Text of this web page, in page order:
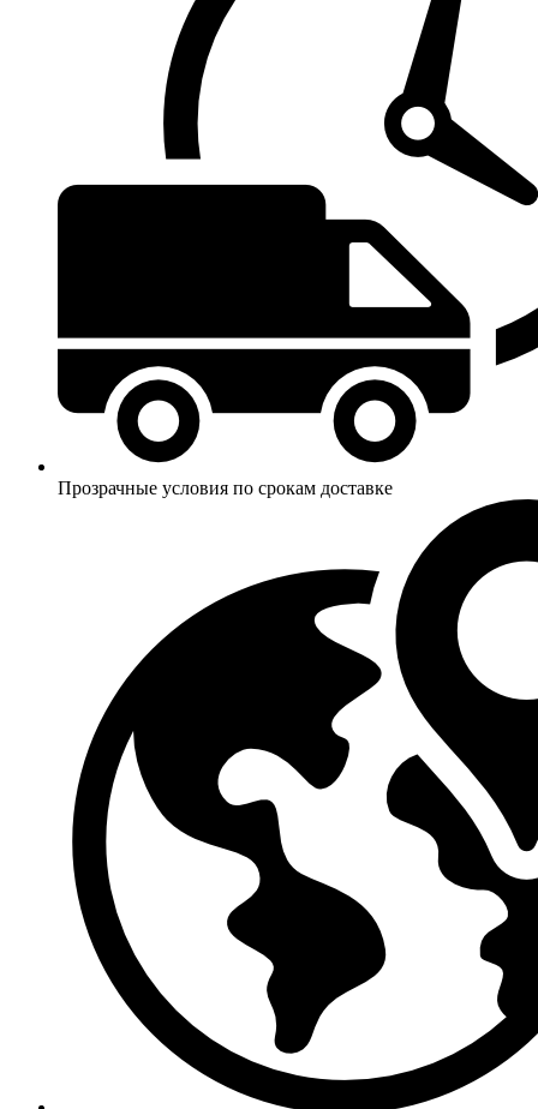
Прозрачные условия по срокам доставке